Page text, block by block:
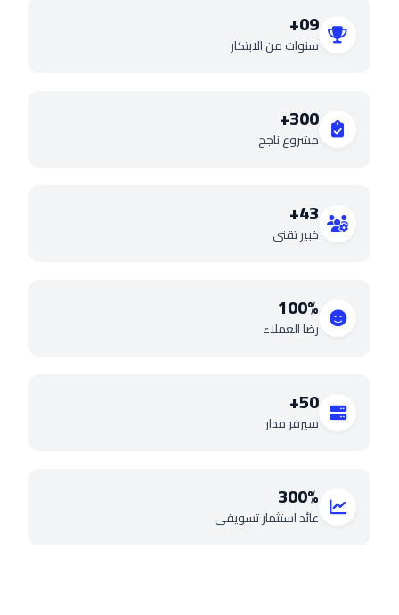
09+
سنوات من الابتكار
300+
مشروع ناجح
43+
خبير تقني
100%
رضا العملاء
50+
سيرفر مدار
300%
عائد استثمار تسويقي